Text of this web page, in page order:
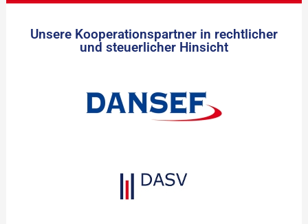
Unsere Kooperationspartner in rechtlicher
und steuerlicher Hinsicht